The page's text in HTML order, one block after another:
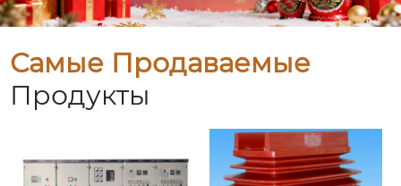
Самые Продаваемые
Продукты